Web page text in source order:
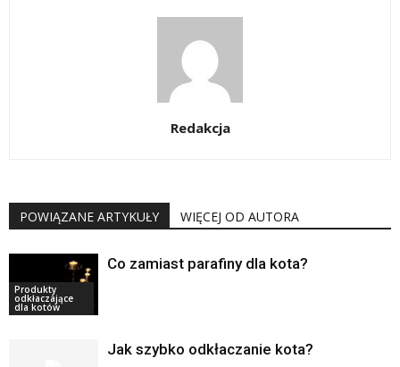
Redakcja
POWIĄZANE ARTYKUŁY WIĘCEJ OD AUTORA
Produkty
odkłaczające
dla kotów
Co zamiast parafiny dla kota?
Jak szybko odkłaczanie kota?